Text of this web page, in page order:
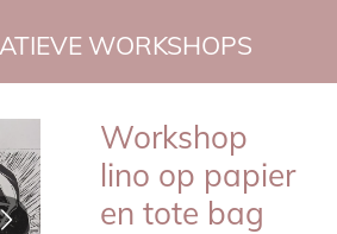
WORKSHOPS
Workshop
lino op papier
en tote bag